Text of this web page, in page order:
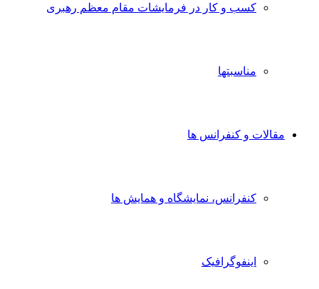
کسب و کار در فرمایشات مقام معظم رهبری
مناسبتها
مقالات و کنفرانس ها
کنفرانس، نمایشگاه و همایش ها
اینفوگرافیک